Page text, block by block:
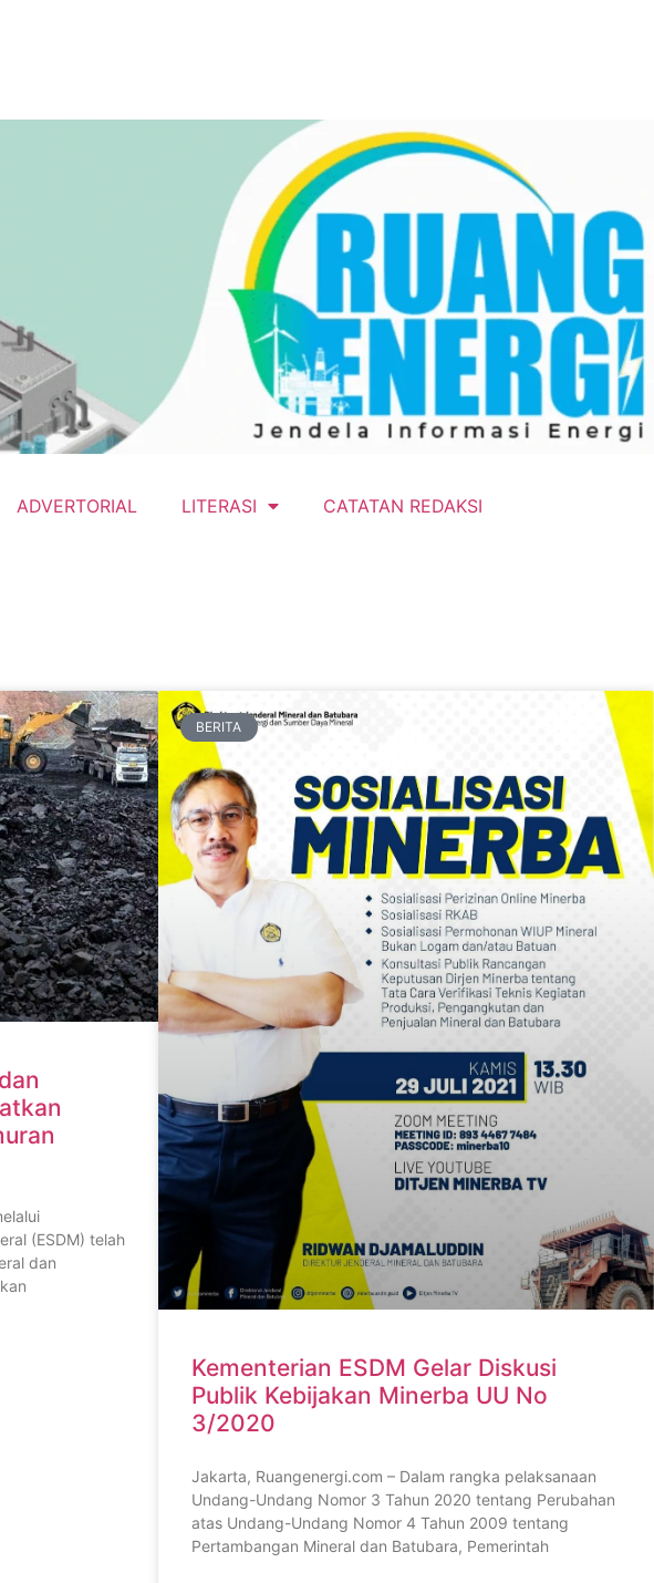
ADVERTORIAL LITERASI CATATAN REDAKSI
(ESDM) telah
dan
BERITA
Kementerian ESDM Gelar Diskusi
Publik Kebijakan Minerba UU No
3/2020
Jakarta, Ruangenergi.com – Dalam rangka pelaksanaan
Undang-Undang Nomor 3 Tahun 2020 tentang Perubahan
atas Undang-Undang Nomor 4 Tahun 2009 tentang
Pertambangan Mineral dan Batubara, Pemerintah